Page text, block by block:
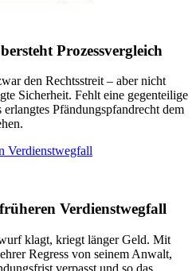
Prozessvergleich
den Rechtsstreit – aber nicht
Sicherheit. Fehlt eine gegenteilige
Pfändungspfandrecht dem
Verdienstwegfall
Verdienstwegfall
klagt, kriegt länger Geld. Mit
Regress von seinem Anwalt,
verpasst und so das